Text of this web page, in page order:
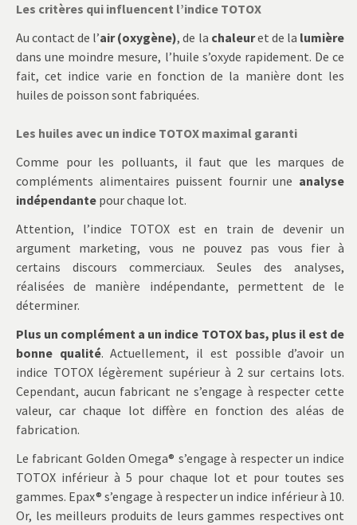
Les critères qui influencent l’indice TOTOX
Au contact de l’air (oxygène), de la chaleuret de la lumière
dans une moindre mesure, l’huile s’oxyde rapidement. De ce
fait, cet indice varie en fonction de la manière dont les
huiles de poisson sont fabriquées.
Les huiles avec un indice TOTOX maximal garanti
Comme pour les polluants, il faut que les marques de
compléments alimentaires puissent fournir une analyse
indépendante pour chaque lot.
Attention, l’indice TOTOX est en train de devenir un
argument marketing, vous ne pouvez pas vous fier à
certains discours commerciaux. Seules des analyses,
réalisées de manière indépendante, permettent de le
déterminer.
Plus un complément a un indice TOTOX bas, plus il est de
bonne qualité. Actuellement, il est possible d’avoir un
indice TOTOX légèrement supérieur à 2 sur certains lots.
Cependant, aucun fabricant ne s’engage à respecter cette
valeur, car chaque lot diffère en fonction des aléas de
fabrication.
Le fabricant Golden Omega® s’engage à respecter un indice
TOTOX inférieur à 5 pour chaque lot et pour toutes ses
gammes. Epax® s’engage à respecter un indice inférieur à 10.
Or, les meilleurs produits de leurs gammes respectives ont